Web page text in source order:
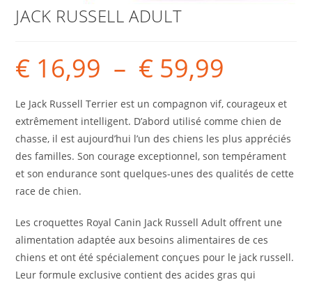
JACK RUSSELL ADULT
€ 16,99 – € 59,99
Le Jack Russell Terrier est un compagnon vif, courageux et
extrêmement intelligent. D’abord utilisé comme chien de
chasse, il est aujourd’hui l’un des chiens les plus appréciés
des familles. Son courage exceptionnel, son tempérament
et son endurance sont quelques-unes des qualités de cette
race de chien.
Les croquettes Royal Canin Jack Russell Adult offrent une
alimentation adaptée aux besoins alimentaires de ces
chiens et ont été spécialement conçues pour le jack russell.
Leur formule exclusive contient des acides gras qui